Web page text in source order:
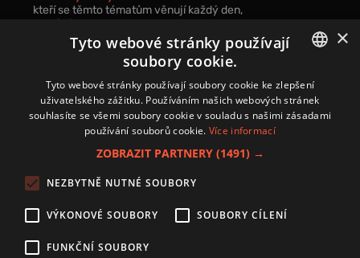
kteří se těmto tématům věnují každý den,
nová videa a podcasty
k prohloubení vašich znalostí.
Přihlášením k newsletteru vyjadřujete svůj souhlas spodmínkami
zpracování osobních údajů.
Zásady používání souborů cookies
Autoři
Nastavení cookies
CZECH
×
Tyto webové stránky používají
soubory cookie.
Tyto webové stránky používají soubory cookie ke zlepšení
uživatelského zážitku. Používáním našich webových stránek
souhlasíte se všemi soubory cookie v souladu s našimi zásadami
používání souborů cookie. Více informací
ZOBRAZIT PARTNERY (1491) →
NEZBYTNĚ NUTNÉ SOUBORY
VÝKONOVÉ SOUBORY SOUBORY CÍLENÍ
FUNKČNÍ SOUBORY